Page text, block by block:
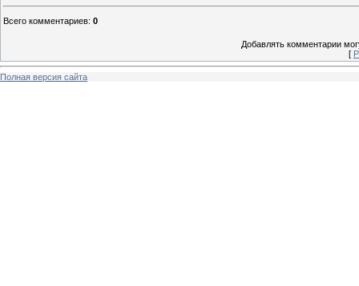
Всего комментариев: 0
Добавлять комментарии
[
Полная версия сайта